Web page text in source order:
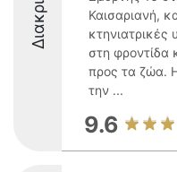
Καισαριανή,
κτηνιατρικές
στη φροντίδα
προς τα ζώα. Η
την ...
9.6